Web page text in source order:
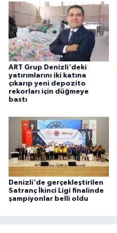
ART Grup Denizli'deki
yatırımlarını iki katına
çıkarıp yeni depozito
rekorları için düğmeye
bastı
Denizli'de gerçekleştirilen
Satranç İkinci Ligi finalinde
şampiyonlar belli oldu